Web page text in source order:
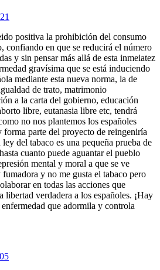
positiva la prohibición del consumo
confiando en que se reducirá el número
y sin pensar más allá de esta inmeiatez
gravísima que se está induciendo
mediante esta nueva norma, la de
de trato, matrimonio
a la carta del gobierno, educación
libre, eutanasia libre etc, tendrá
no nos plantemos los españoles
parte del proyecto de reingeniría
del tabaco es una pequeña prueba de
cuanto puede aguantar el pueblo
mental y moral a que se ve
y no me gusta el tabaco pero
en todas las acciones que
libertad verdadera a los españoles. ¡Hay
que adormila y controla